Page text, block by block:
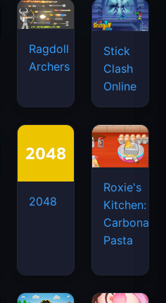
Ragdoll
Archers
Stick
Clash
Online
2048
Roxie's
Kitchen:
Carbonara
Pasta